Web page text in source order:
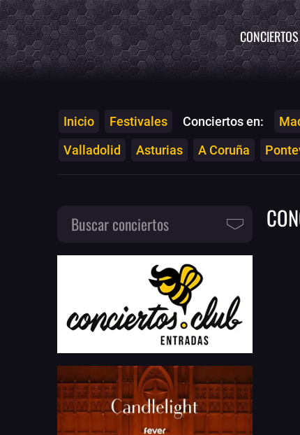
CONCIERTOS
Inicio Festivales Conciertos en:
Valladolid
Asturias A Coruña
Buscar conciertos